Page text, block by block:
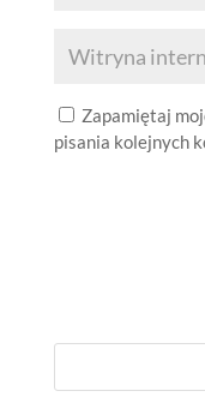
Zapamiętaj
pisania kolejnych